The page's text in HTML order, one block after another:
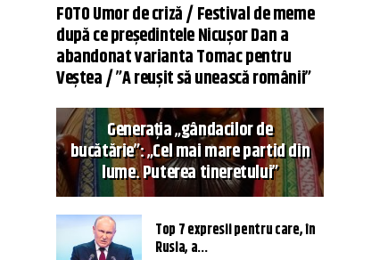
FOTO Umor de criză / Festival de meme
după ce președintele Nicușor Dan a
abandonat varianta Tomac pentru
Veștea / ”A reușit să unească românii”
Generația „gândacilor de
bucătărie”: „Cel mai mare partid din
lume. Puterea tineretului”
Top 7 expresii pentru care, în
Rusia, a...